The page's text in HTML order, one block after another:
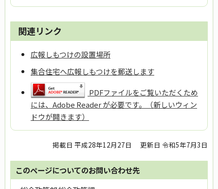
関連リンク
広報しもつけの設置場所
集合住宅へ広報しもつけを郵送します
PDFファイルをご覧いただくため
には、Adobe Reader が必要です。（新しいウィン
ドウが開きます）
掲載日 平成28年12月27日 更新日 令和5年7月3日
このページについてのお問い合わせ先